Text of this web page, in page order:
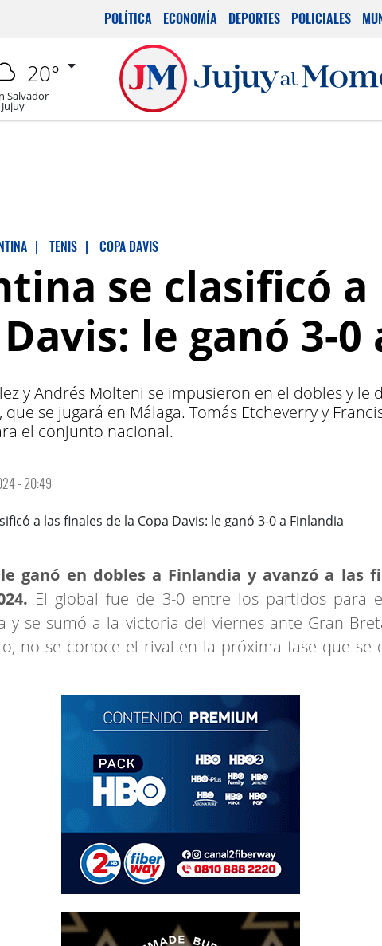
POLÍTICA ECONOMÍA DEPORTES POLICIALES
20°
Salvador
| TENIS | COPA DAVIS
se clasificó
le ganó 3-
y Andrés Molteni se impusieron en el dobles y
se jugará en Málaga. Tomás Etcheverry y
el conjunto nacional.
- 20:49
ganó en dobles a Finlandia y avanzó a las
El global fue de 3-0 entre los partidos para
y se sumó a la victoria del viernes ante Gran
no se conoce el rival en la próxima fase que se